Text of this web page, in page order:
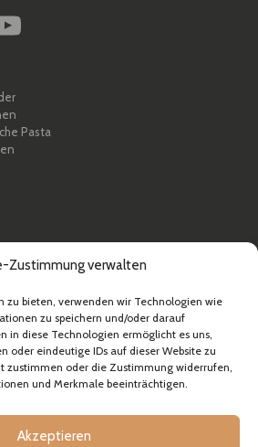
Zustimmung verwalten
zu bieten, verwenden wir Technologien wie
zu speichern und/oder darauf
in diese Technologien ermöglicht es uns,
oder eindeutige IDs auf dieser Website zu
zustimmen oder die Zustimmung widerrufen,
und Merkmale beeinträchtigen.
Akzeptieren
Pasta